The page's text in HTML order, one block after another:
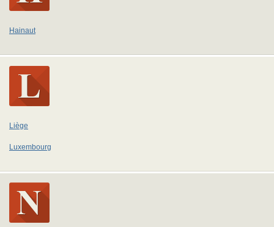
Hainaut
Liège
Luxembourg